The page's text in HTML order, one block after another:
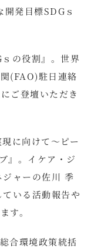
発目標SDGｓ
の役割』。世界
(FAO)駐日連絡
ご登壇いただき
に向けて～ピー
』。イケア・ジ
ャーの佐川 季
いる活動報告や
す。
合環境政策統括